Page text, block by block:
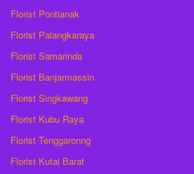
Florist Pontianak
Florist Palangkaraya
Florist Samarinda
Florist Banjarmassin
Florist Singkawang
Florist Kubu Raya
Florist Tenggaronng
Florist Kutai Barat